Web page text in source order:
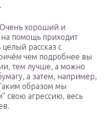
хороший и
помощь приходит
рассказ с
чем подробнее вы
тем лучше, а можно
а затем, например,
образом мы
свою агрессию, весь